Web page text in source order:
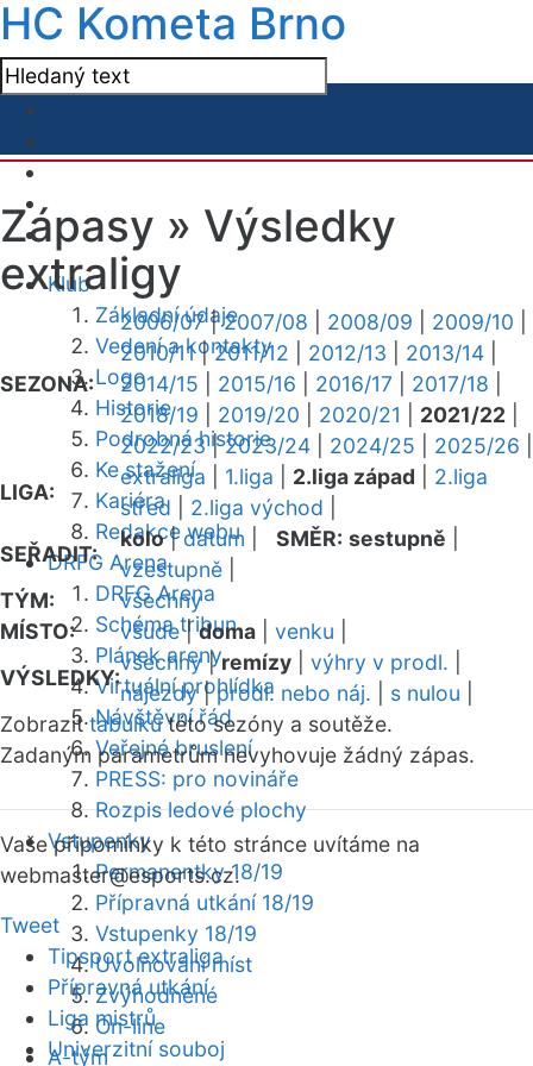
HC Kometa Brno
Klub
Základní údaje
Vedení a kontakty
Logo
Historie
Podrobná historie
Ke stažení
Kariéra
Redakce webu
DRFG Arena
DRFG Arena
Schéma tribun
Plánek areny
Virtuální prohlídka
Návštěvní řád
Veřejné bruslení
PRESS: pro novináře
Rozpis ledové plochy
Vstupenky
Permanentky 18/19
Přípravná utkání 18/19
Vstupenky 18/19
Uvolňování míst
Zvýhodněné
On-line
A-tým
Zápasy » Výsledky
extraligy
SEZONA:
2006/07|2007/08 2008/09 2009/10
2010/11|2011/12 2012/13 2013/14
2014/15
2015/16 2016/17 2017/18
2018/19
2019/20 2020/21 2021/22
2022/23|2023/24 2024/25 2025/26
LIGA:
extraliga 1.liga 2.liga západ
2.liga
střed
2.liga východ
SEŘADIT:
kolo|datum SMĚR: sestupně
vzestupně
TÝM:
všechny
MÍSTO:
všude|doma venku
VÝSLEDKY:
všechny|remízy výhry v prodl.
nájezdy|prodl. nebo náj. s nulou
Zobrazittabulkutéto sezóny a soutěže.
Zadaným parametrům nevyhovuje žádný zápas.
Vaše připomínky k této stránce uvítáme na
webmaster@esports.cz.
Tweet
Tipsport extraliga
Přípravná utkání
Liga mistrů
Univerzitní souboj